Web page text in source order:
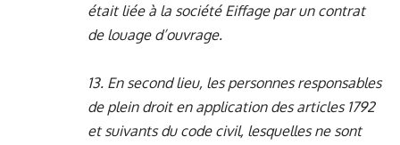
était liée à la société Eiffage par un contrat
de louage d’ouvrage.
13. En second lieu, les personnes responsables
de plein droit en application des articles 1792
et suivants du code civil, lesquelles ne sont